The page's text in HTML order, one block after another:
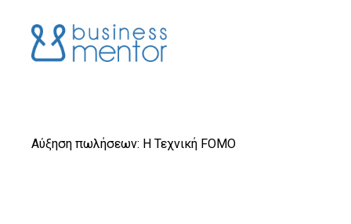
Αύξηση πωλήσεων: H Τεχνική FOMO